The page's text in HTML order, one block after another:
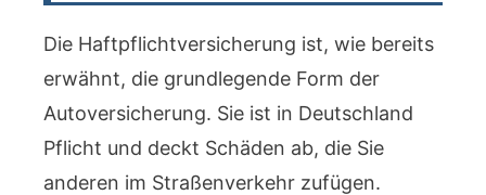
Die Haftpflichtversicherung ist, wie bereits
erwähnt, die grundlegende Form der
Autoversicherung. Sie ist in Deutschland
Pflicht und deckt Schäden ab, die Sie
anderen im Straßenverkehr zufügen.